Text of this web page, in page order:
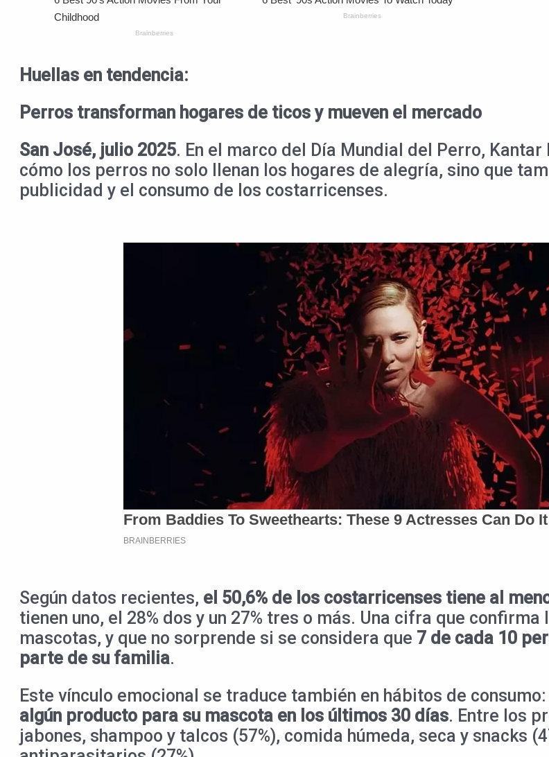
Huellas en tendencia:
Perros transforman hogares de ticos y mueven el mercado
San José, julio 2025. En el marco del Día Mundial del Perro,
cómo los perros no solo llenan los hogares de alegría, sino que
publicidad y el consumo de los costarricenses.
Según datos recientes, el 50,6% de los costarricenses tiene al
tienen uno, el 28% dos y un 27% tres o más. Una cifra que
mascotas, y que no sorprende si se considera que 7 de cada 10
parte de su familia.
Este vínculo emocional se traduce también en hábitos de consumo:
algún producto para su mascota en los últimos 30 días. Entre los
jabones, shampoo y talcos (57%), comida húmeda, seca y snacks